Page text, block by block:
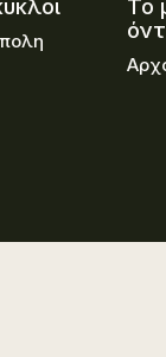
Το